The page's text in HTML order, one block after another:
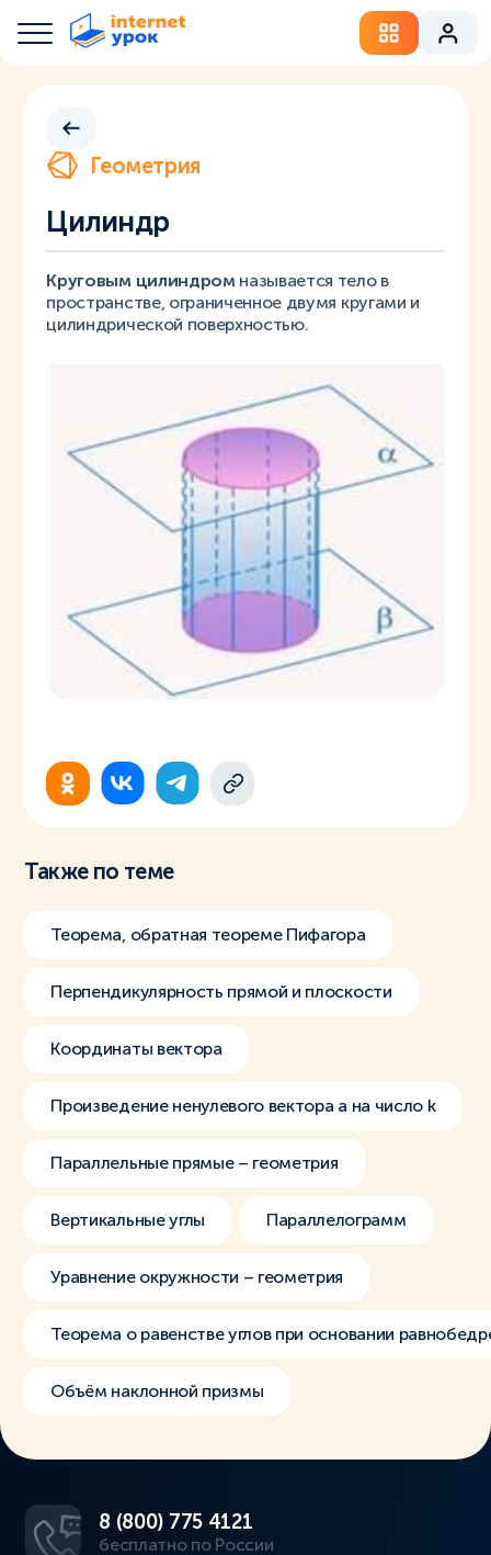
Геометрия
Цилиндр
Круговым цилиндром называется тело в
пространстве, ограниченное двумя кругами и
цилиндрической поверхностью.
Также по теме
Теорема, обратная теореме Пифагора
Перпендикулярность прямой и плоскости
Координаты вектора
Произведение ненулевого вектора a на число k
Параллельные прямые – геометрия
Вертикальные углы Параллелограмм
Уравнение окружности – геометрия
Теорема о равенстве углов при основании
Объём наклонной призмы
8 (800) 775 4121
бесплатно по России